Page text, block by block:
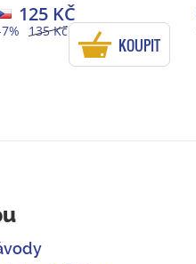
135 Kč
125 KČ
KOUPIT